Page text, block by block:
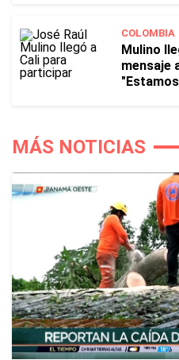
COLOMBIA
Mulino
mensaje
MÁS NOTICIAS